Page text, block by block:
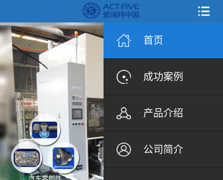
首页
成功案例
产品介绍
公司简介